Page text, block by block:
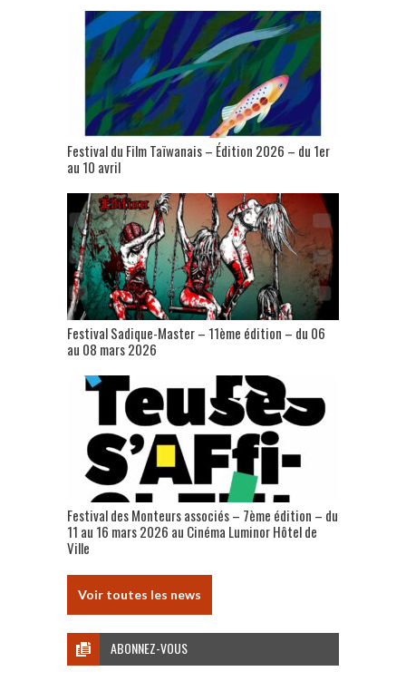
Festival du Film Taïwanais – Édition 2026 – du 1er
au 10 avril
Festival Sadique-Master – 11ème édition – du 06
au 08 mars 2026
Festival des Monteurs associés – 7ème édition – du
11 au 16 mars 2026 au Cinéma Luminor Hôtel de
Ville
Voir toutes les news
ABONNEZ-VOUS